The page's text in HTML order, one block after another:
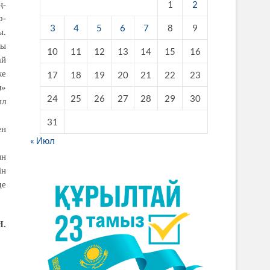
1 2
3 4 5 6 7 8 9
10 11 12 13 14 15 16
17 18 19 20 21 22 23
24 25 26 27 28 29 30
31
« Июл